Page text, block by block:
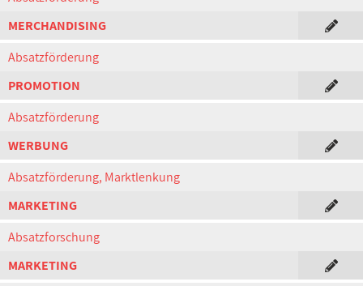
MERCHANDISING
Absatzförderung
PROMOTION
Absatzförderung
WERBUNG
Absatzförderung, Marktlenkung
MARKETING
Absatzforschung
MARKETING